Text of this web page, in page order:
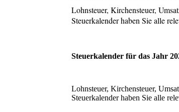
Lohnsteuer, Kirchensteuer,
Steuerkalender haben Sie alle
Steuerkalender für das Jahr
Lohnsteuer, Kirchensteuer,
Steuerkalender haben Sie alle